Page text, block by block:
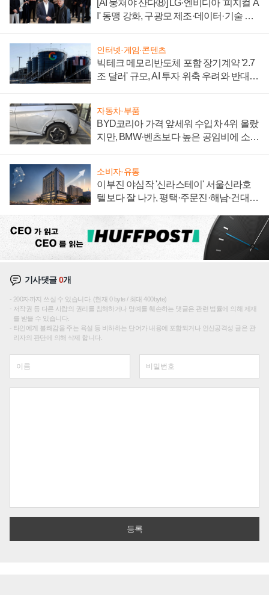
[AI 뭉쳐야 산다⑧] LG·엔비디아 '피지컬 A
I' 동맹 강화, 구광모 제조·데이터·기술 결
인터넷·게임·콘텐츠
빅테크 메모리반도체 포함 장기계약 '2.7
조 달러' 규모, AI 투자 위축 우려와 반대
자동차·부품
BYD코리아 가격 앞세워 수입차 4위 올랐
지만, BMW·벤츠보다 높은 공임비에 소비
소비자·유통
이부진 야심작 '신라스테이' 서울신라호
텔보다 잘 나가, 평택·주문진·해남·건대로
기사댓글0개
200자까지 쓰실 수 있습니다. (현재 0 byte / 최대 400byte)
저작권 등 다른 사람의 권리를 침해하거나 명예를 훼손하는 댓글은 관련 법률에 의해 제재
를 받을 수 있습니다.
타인에게 불쾌감을 주는 욕설 등 비하하는 단어가 내용에 포함되거나 인신공격성 글은 관
리자의 판단에 의해 삭제 합니다.